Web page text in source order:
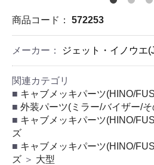
商品コード： 572253
メーカー： ジェット・イノウエ
関連カテゴリ
キャブメッキパーツ(HINO/
外装パーツ(ミラー/バイザー/
キャブメッキパーツ(HINO/
ズ
キャブメッキパーツ(HINO/
ズ ＞ 大型